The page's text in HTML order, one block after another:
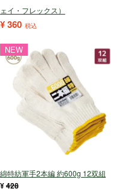
ェイ・フレックス）
¥360 税込
NEW
綿特紡軍手2本編 約600g 12双組
¥428